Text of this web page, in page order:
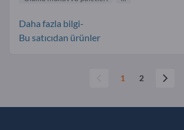
Daha fazla bilgi-
Bu satıcıdan ürünler
1 2